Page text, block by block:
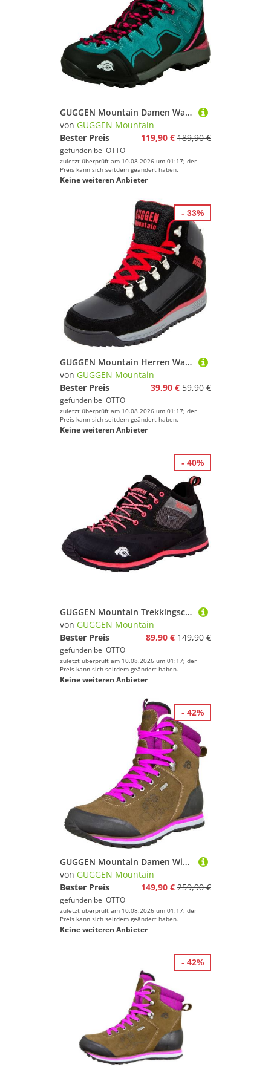
suchst, und wünschen Dir weiter viel Spaß und Erfolg
GUGGEN Mountain Damen Wanderstiefel Wanderschuh PM021 Damenwanderschuh Wanderschuh Wasserabweisend Verstärkte Schuhspitze Bergschuhe Leder
von GUGGEN Mountain
Bester Preis
119,90 € 189,90 €
gefunden bei OTTO
zuletzt überprüft am 10.08.2026 um 01:17; der
Preis kann sich seitdem geändert haben.
Keine weiteren Anbieter
GUGGEN Mountain Herren Wanderschuh M010 Herrenwanderschuh Wanderschuhe Wanderschuh Trekkingschuhe Bergschuhe Wanderhalbschuhe Halbschuh Outdoorschuhe
von GUGGEN Mountain
Bester Preis
39,90 € 59,90 €
gefunden bei OTTO
zuletzt überprüft am 10.08.2026 um 01:17; der
Preis kann sich seitdem geändert haben.
Keine weiteren Anbieter
- 33%
GUGGEN Mountain Trekkingschuh Damen Bergschuhe PT022 Wanderschuhe Wanderschuh Wanderschuh Zustiegschuh Damen Schuhe
von GUGGEN Mountain
Bester Preis
89,90 € 149,90 €
gefunden bei OTTO
zuletzt überprüft am 10.08.2026 um 01:17; der
Preis kann sich seitdem geändert haben.
Keine weiteren Anbieter
- 40%
GUGGEN Mountain Damen Winterstiefel Wanderstiefel Wanderschuhe Fellstiefel HPM59 Stiefel Fell warm Schneestiefel Damenwinterstiefel Bergstiefel Lammfell
von GUGGEN Mountain
Bester Preis
149,90 € 259,90 €
gefunden bei OTTO
zuletzt überprüft am 10.08.2026 um 01:17; der
Preis kann sich seitdem geändert haben.
Keine weiteren Anbieter
- 42%
- 42%